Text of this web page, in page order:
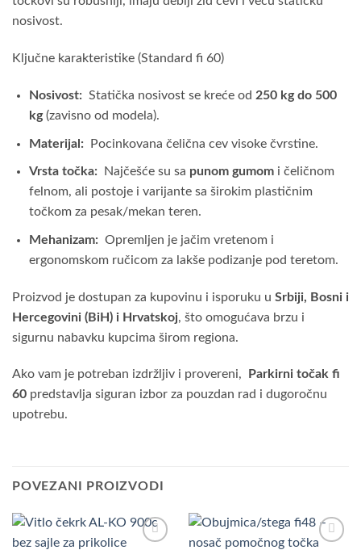
nosivost.
Ključne karakteristike (Standard fi 60)
Nosivost: Statička nosivost se kreće od 250 kg do 500
kg(zavisno od modela).
Materijal: Pocinkovana čelična cev visoke čvrstine.
Vrsta točka: Najčešće su sa punom gumomi čeličnom
felnom, ali postoje i varijante sa širokim plastičnim
točkom za pesak/mekan teren.
Mehanizam: Opremljen je jačim vretenom i
ergonomskom ručicom za lakše podizanje pod teretom.
Proizvod je dostupan za kupovinu i isporuku u Srbiji, Bosni i
Hercegovini (BiH) i Hrvatskoj, što omogućava brzu i
sigurnu nabavku kupcima širom regiona.
Ako vam je potreban izdržljiv i provereni,
Parkirni točak fi
60 predstavlja siguran izbor za pouzdan rad i dugoročnu
upotrebu.
POVEZANI PROIZVODI